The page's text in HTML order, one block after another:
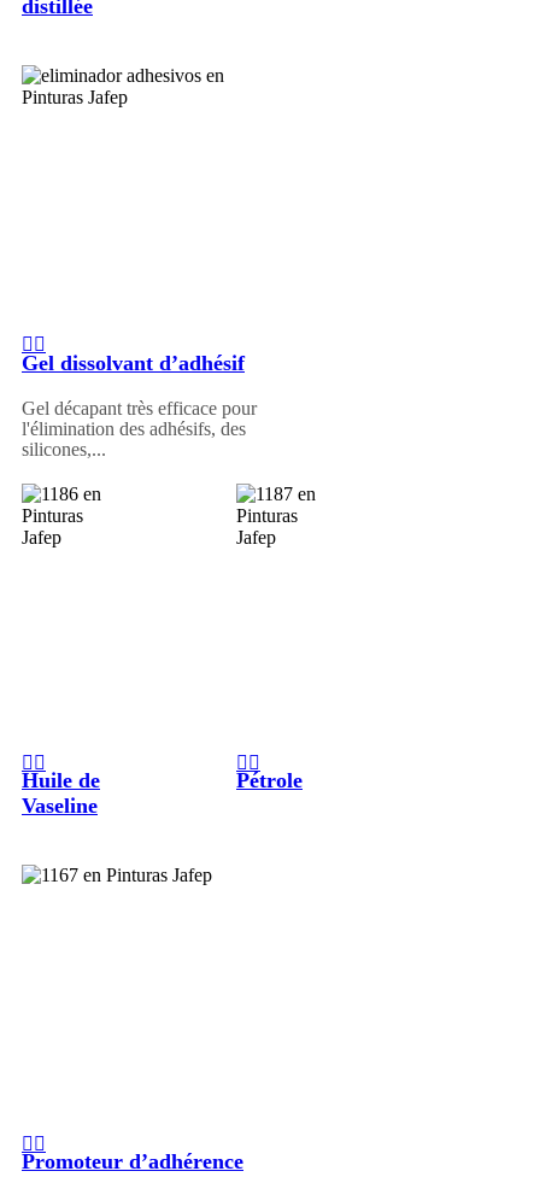
distillée
Gel dissolvant d’adhésif
Gel décapant très efficace pour
l'élimination des adhésifs, des
silicones,...
Huile de
Vaseline
Pétrole
Promoteur d’adhérence